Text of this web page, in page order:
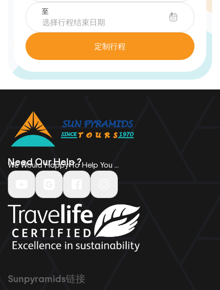
至
定制行程
Need Our Help ?
We Would Happy To Help You ...
Sunpyramids链接